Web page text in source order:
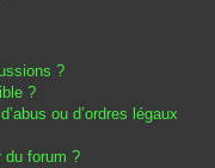
?
?
ou d’ordres légaux
du forum ?